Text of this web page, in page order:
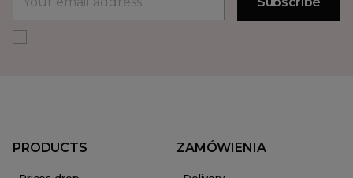
PRODUCTS ZAMÓWIENIA